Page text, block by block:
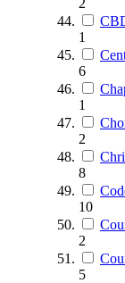
1
6
1
2
8
10
2
5